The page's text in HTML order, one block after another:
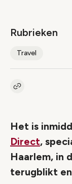
Rubrieken
Travel
Kopieer link naar
Het is
Direct,
Haarlem, in
terugblikt